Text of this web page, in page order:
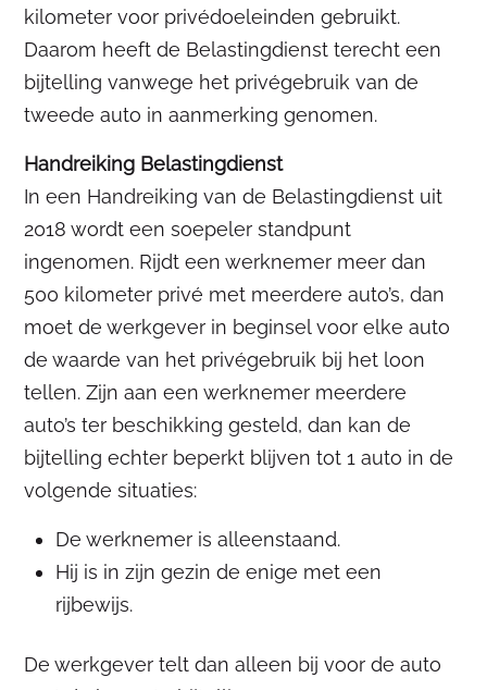
kilometer voor privédoeleinden gebruikt.
Daarom heeft de Belastingdienst terecht een
bijtelling vanwege het privégebruik van de
tweede auto in aanmerking genomen.
Handreiking Belastingdienst
In een Handreiking van de Belastingdienst uit
2018 wordt een soepeler standpunt
ingenomen. Rijdt een werknemer meer dan
500 kilometer privé met meerdere auto’s, dan
moet de werkgever in beginsel voor elke auto
de waarde van het privégebruik bij het loon
tellen. Zijn aan een werknemer meerdere
auto’s ter beschikking gesteld, dan kan de
bijtelling echter beperkt blijven tot 1 auto in de
volgende situaties:
De werknemer is alleenstaand.
Hij is in zijn gezin de enige met een
rijbewijs.
De werkgever telt dan alleen bij voor de auto